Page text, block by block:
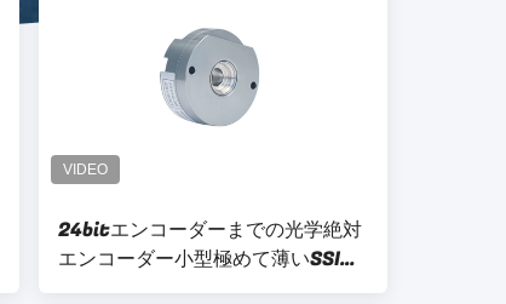
24bitエンコーダーまでの光学絶対
エンコーダー小型極めて薄いSSI
BISS RS485 20bit